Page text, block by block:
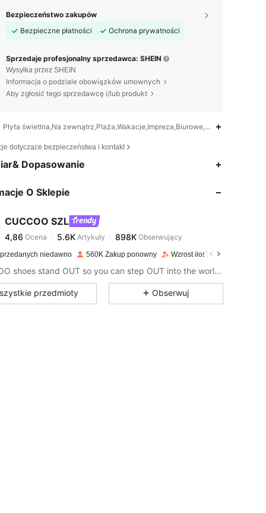
Bezpieczeństwo zakupów
Bezpieczne płatności
Ochrona prywatności
Sprzedaje profesjonalny sprzedawca: SHEIN
Wysyłka przez SHEIN
Informacja o podziale obowiązków umownych
Aby zgłosić tego sprzedawcę i/lub produkt
Płyta świetlna,Na
dotyczące bezpieczeństwa i kontakt
Dopasowanie
O Sklepie
CUCCOO SZL
4,86 5.6K
4,86 5.6KArtykuły
o***1 zapłacono1 dzień temu
4,86 5.6K
niedawno 560K Zakup ponowny Wzrost ilości obserwujących
CUCCOO shoes stand OUT so you can step OUT into the world as the baddie that you are.
przedmioty Obserwuj